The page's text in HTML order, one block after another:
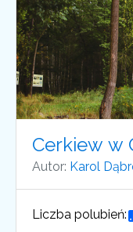
Cerkiew w
Autor: Karol
Liczba polubień: